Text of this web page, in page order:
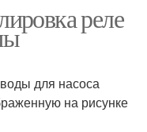
реле
для насоса
на рисунке